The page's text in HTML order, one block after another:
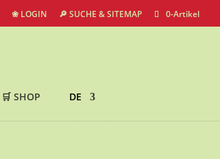
❀ LOGIN 🔎 SUCHE & SITEMAP 0-Artikel
🛒 SHOP DE